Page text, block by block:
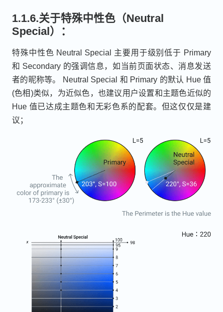
1.1.6.关于特殊中性色（Neutral
Special）：
特殊中性色 Neutral Special 主要用于级别低于 Primary
和 Secondary 的强调信息，如当前页面状态、消息发送
者的昵称等。 Neutral Special 和 Primary 的默认 Hue 值
(色相)类似，为近似色，也建议用户设置和主题色近似的
Hue 值已达成主题色和无彩色系的配套。但这仅仅是建
议；